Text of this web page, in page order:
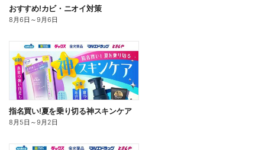
おすすめ!カビ・ニオイ対策
8月6日 ～9月6日
指名買い!夏を乗り切る神スキンケア
8月5日 ～9月2日